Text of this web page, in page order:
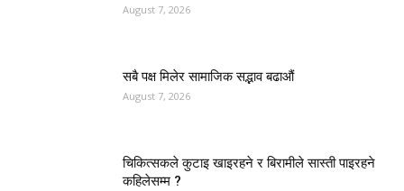
August 7, 2026
सबै पक्ष मिलेर सामाजिक सद्भाव बढाऔं
August 7, 2026
चिकित्सकले कुटाइ खाइरहने र बिरामीले सास्ती पाइरहने
कहिलेसम्म ?